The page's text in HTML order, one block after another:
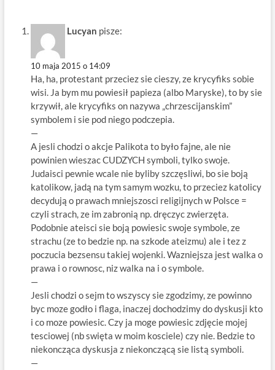
Lucyan pisze:
10 maja 2015 o 14:09
Ha, ha, protestant przeciez sie cieszy, ze krycyfiks sobie
wisi. Ja bym mu powiesił papieza (albo Maryske), to by sie
krzywił, ale krycyfiks on nazywa „chrzescijanskim”
symbolem i sie pod niego podczepia.
—
A jesli chodzi o akcje Palikota to było fajne, ale nie
powinien wieszac CUDZYCH symboli, tylko swoje.
Judaisci pewnie wcale nie byliby szczęsliwi, bo sie boją
katolikow, jadą na tym samym wozku, to przeciez katolicy
decydują o prawach mniejszosci religijnych w Polsce =
czyli strach, ze im zabronią np. dręczyc zwierzęta.
Podobnie ateisci sie boją powiesic swoje symbole, ze
strachu (ze to bedzie np. na szkode ateizmu) ale i tez z
poczucia bezsensu takiej wojenki. Wazniejsza jest walka o
prawa i o rownosc, niz walka na i o symbole.
—
Jesli chodzi o sejm to wszyscy sie zgodzimy, ze powinno
byc moze godło i flaga, inaczej dochodzimy do dyskusji kto
i co moze powiesic. Czy ja moge powiesic zdjęcie mojej
tesciowej (nb swięta w moim kosciele) czy nie. Bedzie to
niekoncząca dyskusja z niekonczącą sie listą symboli.
—